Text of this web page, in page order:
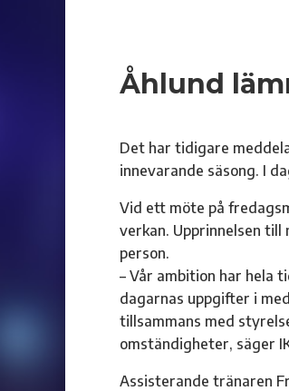
Åhlund
Det har tidigare
innevarande säsong. I
Vid ett möte på
verkan. Upprinnelsen till
person.
– Vår ambition har hela
dagarnas uppgifter i
tillsammans med
omständigheter, säger
Assisterande tränaren